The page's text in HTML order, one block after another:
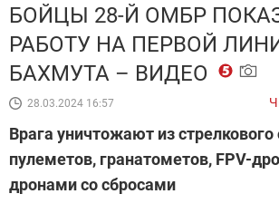
БОЙЦЫ 28-Й ОМБР
РАБОТУ НА ПЕРВОЙ
БАХМУТА – ВИДЕО
28.03.2024 16:57
Врага уничтожают из
пулеметов, гранатометов, FPV-
дронами со сбросами